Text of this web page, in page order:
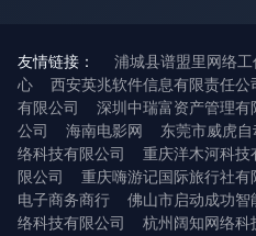
友情链接： 浦城县谱盟里网络工
心
西安英兆软件信息有限责任公
有限公司
深圳中瑞富资产管理有
公司
海南电影网 东莞市威虎
络科技有限公司
重庆洋木河科技
限公司
重庆嗨游记国际旅行社有
电子商务商行
佛山市启动成功智
络科技有限公司
杭州阔知网络科